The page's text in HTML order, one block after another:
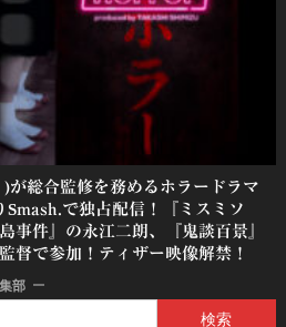
が総合監修を務めるホラードラマ
smash.で独占配信！『ミスミソ
事件』の永江二朗、『鬼談百景』
督で参加！ティザー映像解禁！
部